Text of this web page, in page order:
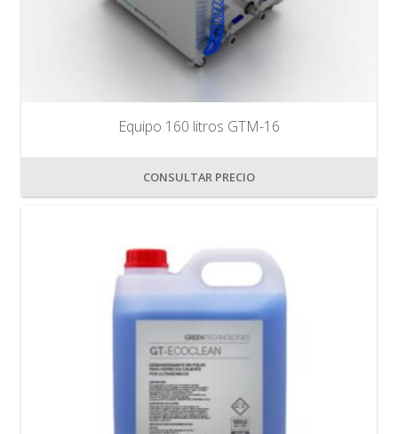
Equipo 160 litros GTM-16
CONSULTAR PRECIO